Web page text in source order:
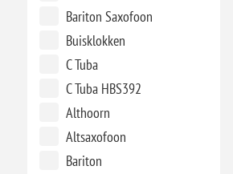
Bariton Saxofoon
Buisklokken
C Tuba
C Tuba HBS392
Althoorn
Altsaxofoon
Bariton